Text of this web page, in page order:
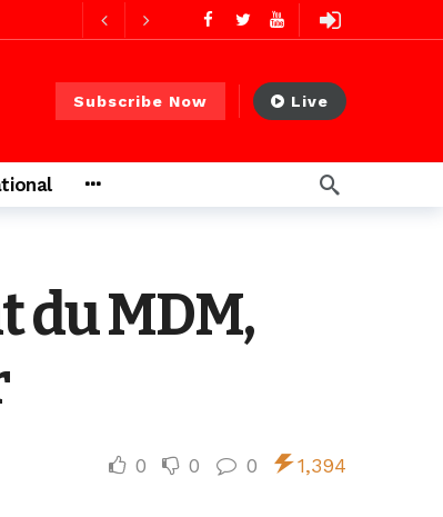
2 jours ago
Subscribe Now Live
du MDM,
0 0 0 1,394